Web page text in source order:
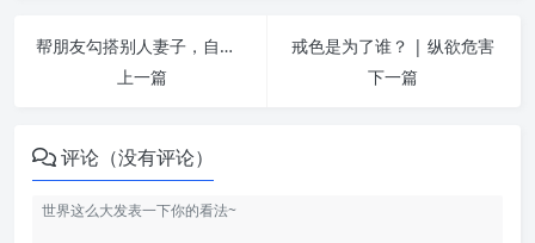
帮朋友勾搭别人妻子，自己手被砍断 | 纵欲危害
上一篇
戒色是为了谁？ | 纵欲危害
下一篇
评论（没有评论）